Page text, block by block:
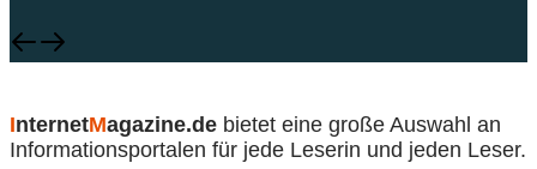
InternetMagazine.de bietet eine große Auswahl an
Informationsportalen für jede Leserin und jeden Leser.